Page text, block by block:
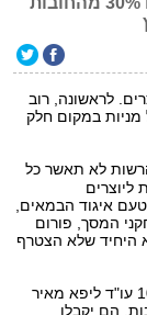
להביא לפתרון בעיית החוב של ערוץ 10 ליוצרים. לראשונה, רוב
מניות במקום חלק
לא תאשר כל
ליוצרים
איגוד הבמאים,
המסך, פורום
היחיד שלא הצטרף
המכתב נשלח היום (ה') באמצעות עו"ד שחר ולנר לנאמני ערוץ 10 עו"ד ליפא מאיר
הם יקבלו